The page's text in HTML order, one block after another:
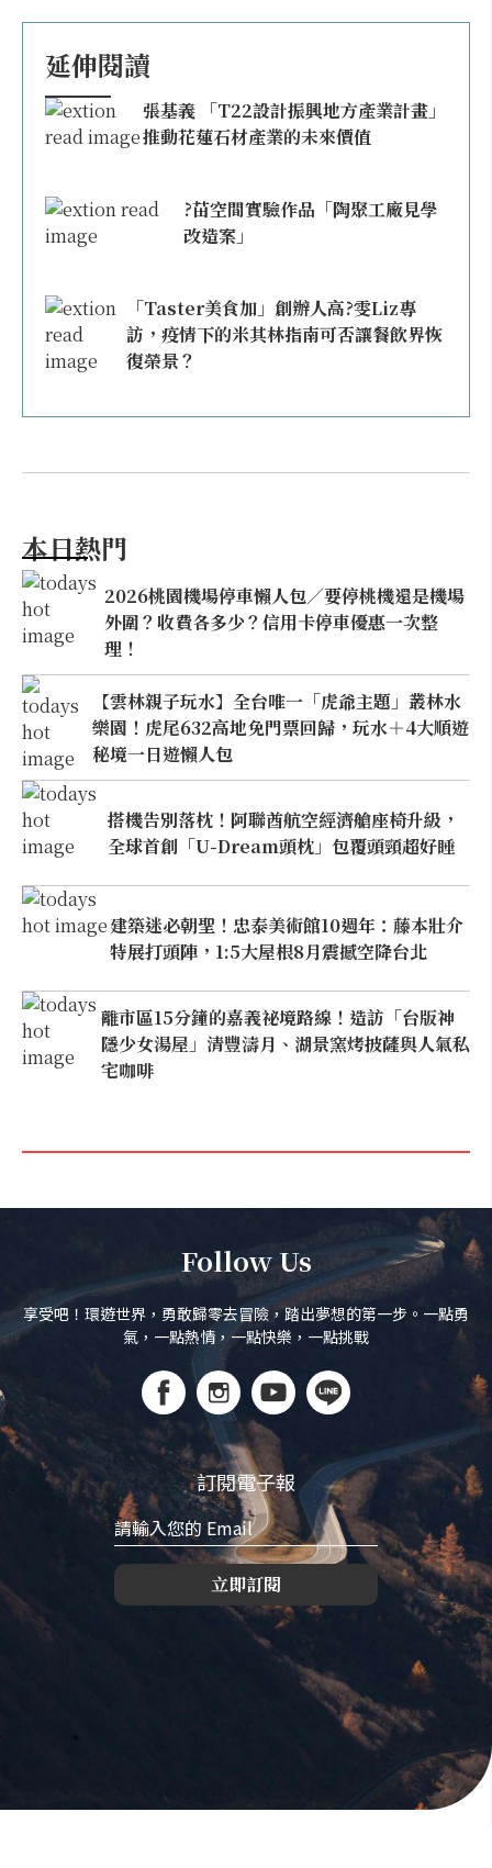
延伸閱讀
張基義 「T22設計振興地方產業計畫」
推動花蓮石材產業的未來價值
?苗空間實驗作品「陶聚工廠見學
改造案」
「Taster美食加」創辦人高?雯Liz專
訪，疫情下的米其林指南可否讓餐飲界恢
復榮景？
本日熱門
2026桃園機場停車懶人包／要停桃機還是機場
外圍？收費各多少？信用卡停車優惠一次整
理！
【雲林親子玩水】全台唯一「虎爺主題」叢林水
樂園！虎尾632高地免門票回歸，玩水＋4大順遊
秘境一日遊懶人包
搭機告別落枕！阿聯酋航空經濟艙座椅升級，
全球首創「U-Dream頭枕」包覆頭頸超好睡
建築迷必朝聖！忠泰美術館10週年：藤本壯介
特展打頭陣，1:5大屋根8月震撼空降台北
離市區15分鐘的嘉義祕境路線！造訪「台版神
隱少女湯屋」清豐濤月、湖景窯烤披薩與人氣私
宅咖啡
Follow Us
享受吧！環遊世界，勇敢歸零去冒險，踏出夢想的第一步。一點勇
氣，一點熱情，一點快樂，一點挑戰
訂閱電子報
立即訂閱